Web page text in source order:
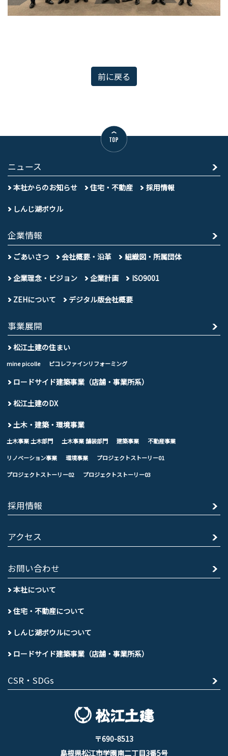
前に戻る
ニュース
本社からのお知らせ 住宅・不動産 採用情報
しんじ湖ボウル
企業情報
ごあいさつ 会社概要・沿革 組織図・所属団体
企業理念・ビジョン 企業計画 ISO9001
ZEHについて デジタル版会社概要
事業展開
松江土建の住まい
mine picolle ピコレファインリフォーミング
ロードサイド建築事業（店舗・事業所系）
松江土建のDX
土木・建築・環境事業
土木事業 土木部門 土木事業 舗装部門 建築事業 不動産事業
リノベーション事業 環境事業 プロジェクトストーリー01
プロジェクトストーリー02 プロジェクトストーリー03
採用情報
アクセス
お問い合わせ
本社について
住宅・不動産について
しんじ湖ボウルについて
ロードサイド建築事業（店舗・事業所系）
CSR・SDGs
〒690-8513
島根県松江市学園南二丁目3番5号